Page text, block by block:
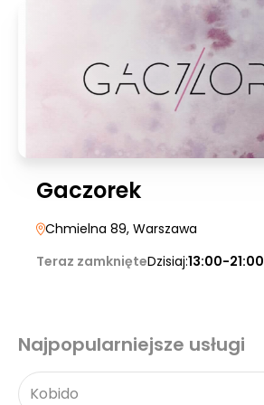
Gaczorek
Chmielna 89, Warszawa
Teraz zamknięteDzisiaj:13:00-21:00
Najpopularniejsze usługi
Kobido